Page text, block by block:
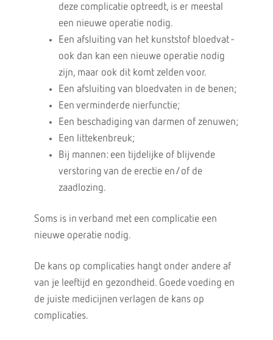
deze complicatie optreedt, is er meestal
een nieuwe operatie nodig.
Een afsluiting van het kunststof bloedvat -
ook dan kan een nieuwe operatie nodig
zijn, maar ook dit komt zelden voor.
Een afsluiting van bloedvaten in de benen;
Een verminderde nierfunctie;
Een beschadiging van darmen of zenuwen;
Een littekenbreuk;
Bij mannen: een tijdelijke of blijvende
verstoring van de erectie en/of de
zaadlozing.
Soms is in verband met een complicatie een
nieuwe operatie nodig.
De kans op complicaties hangt onder andere af
van je leeftijd en gezondheid. Goede voeding en
de juiste medicijnen verlagen de kans op
complicaties.